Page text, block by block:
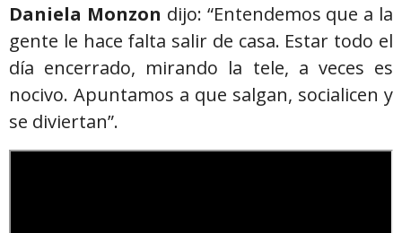
Daniela Monzon dijo: “Entendemos que a la
gente le hace falta salir de casa. Estar todo el
día encerrado, mirando la tele, a veces es
nocivo. Apuntamos a que salgan, socialicen y
se diviertan”.